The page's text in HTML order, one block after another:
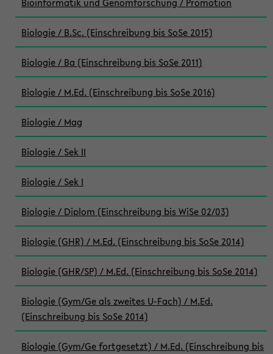
Biologie / B.Sc. (Einschreibung bis SoSe 2015)
Biologie / Ba (Einschreibung bis SoSe 2011)
Biologie / M.Ed. (Einschreibung bis SoSe 2016)
Biologie / Mag
Biologie / Sek II
Biologie / Sek I
Biologie / Diplom (Einschreibung bis WiSe 02/03)
Biologie (GHR) / M.Ed. (Einschreibung bis SoSe 2014)
Biologie (GHR/SP) / M.Ed. (Einschreibung bis SoSe 2014)
Biologie (Gym/Ge als zweites U-Fach) / M.Ed.
(Einschreibung bis SoSe 2014)
Biologie (Gym/Ge fortgesetzt) / M.Ed. (Einschreibung bis